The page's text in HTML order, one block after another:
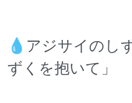
💧アジサイのし
ずくを抱いて」